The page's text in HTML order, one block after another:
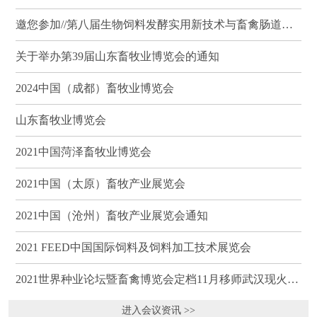
邀您参加//第八届生物饲料发酵实用新技术与畜禽肠道健康、营养科学研讨会（武汉）
关于举办第39届山东畜牧业博览会的通知
2024中国（成都）畜牧业博览会
山东畜牧业博览会
2021中国菏泽畜牧业博览会
2021中国（太原）畜牧产业展览会
2021中国（沧州）畜牧产业展览会通知
2021 FEED中国国际饲料及饲料加工技术展览会
2021世界种业论坛暨畜禽博览会定档11月移师武汉现火热招商
进入会议资讯 >>